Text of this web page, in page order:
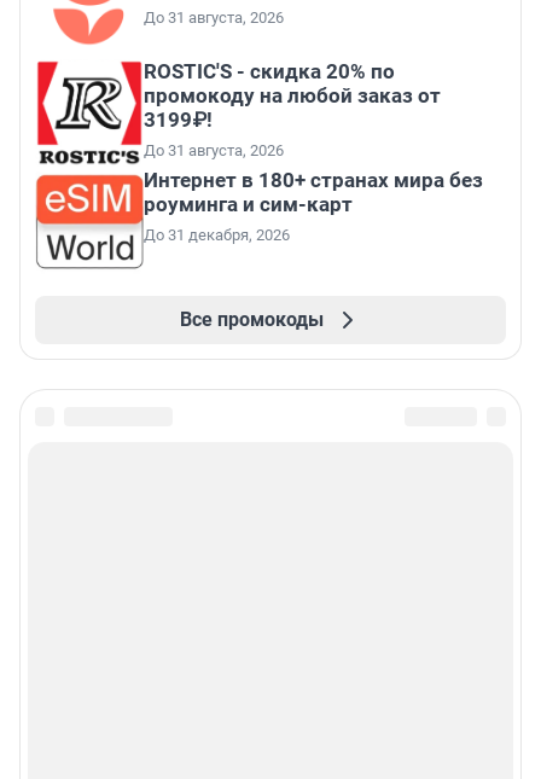
До 31 августа, 2026
ROSTIC'S - скидка 20% по
промокоду на любой заказ от
3199₽!
До 31 августа, 2026
Интернет в 180+ странах мира без
роуминга и сим-карт
До 31 декабря, 2026
Все промокоды